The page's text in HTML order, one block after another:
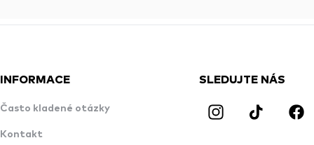
INFORMACE
Často kladené otázky
Kontakt
SLEDUJTE NÁS